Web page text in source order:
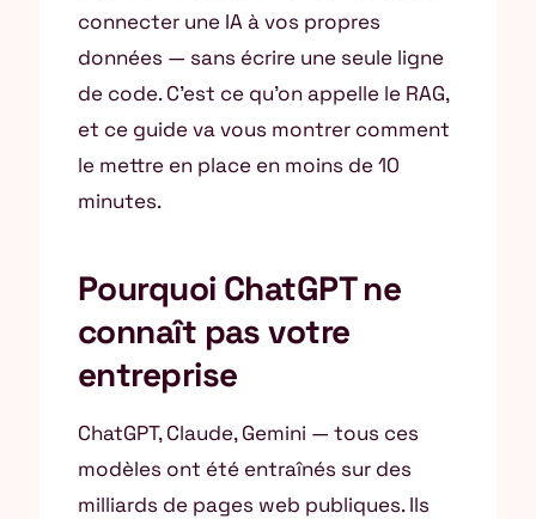
connecter une IA à vos propres
données — sans écrire une seule ligne
de code. C’est ce qu’on appelle le RAG,
et ce guide va vous montrer comment
le mettre en place en moins de 10
minutes.
Pourquoi ChatGPT ne
connaît pas votre
entreprise
ChatGPT, Claude, Gemini — tous ces
modèles ont été entraînés sur des
milliards de pages web publiques. Ils